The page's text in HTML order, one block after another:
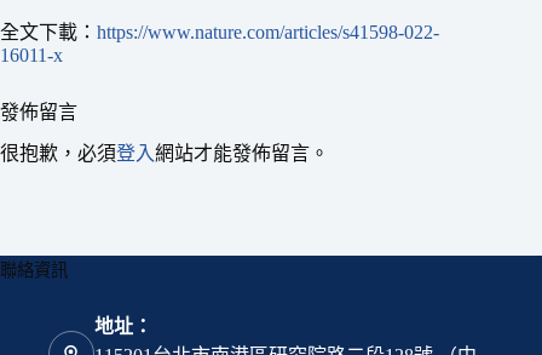
全文下載： https://www.nature.com/articles/s41598-022-
16011-x
發佈留言
很抱歉，必須登入網站才能發佈留言。
聯絡資訊
地址：